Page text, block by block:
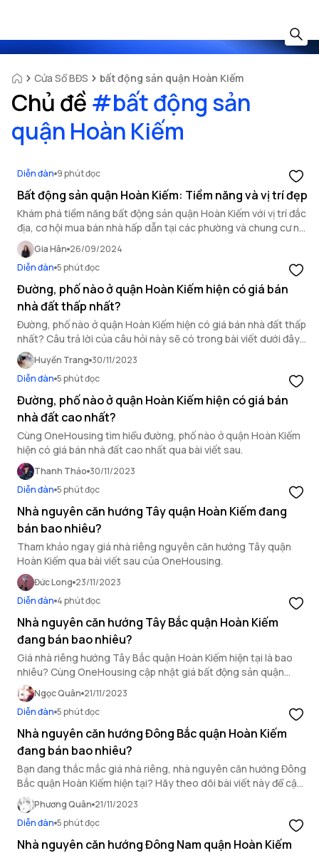
Cửa Sổ BĐS bất động sản quận Hoàn Kiếm
Chủ đề #bất động sản
quận Hoàn Kiếm
Diễn đàn 9 phút đọc
Bất động sản quận Hoàn Kiếm: Tiềm năng và vị trí đẹp
Khám phá tiềm năng bất động sản quận Hoàn Kiếm với vị trí đắc
địa, cơ hội mua bán nhà hấp dẫn tại các phường và chung cư nổi
bật trong khu vực.
Gia Hân 26/09/2024
Diễn đàn 5 phút đọc
Đường, phố nào ở quận Hoàn Kiếm hiện có giá bán
nhà đất thấp nhất?
Đường, phố nào ở quận Hoàn Kiếm hiện có giá bán nhà đất thấp
nhất? Câu trả lời của câu hỏi này sẽ có trong bài viết dưới đây
của OneHousing.
Huyền Trang 30/11/2023
Diễn đàn 5 phút đọc
Đường, phố nào ở quận Hoàn Kiếm hiện có giá bán
nhà đất cao nhất?
Cùng OneHousing tìm hiểu đường, phố nào ở quận Hoàn Kiếm
hiện có giá bán nhà đất cao nhất qua bài viết sau.
Thanh Thảo 30/11/2023
Diễn đàn 5 phút đọc
Nhà nguyên căn hướng Tây quận Hoàn Kiếm đang
bán bao nhiêu?
Tham khảo ngay giá nhà riêng nguyên căn hướng Tây quận
Hoàn Kiếm qua bài viết sau của OneHousing.
Đức Long 23/11/2023
Diễn đàn 4 phút đọc
Nhà nguyên căn hướng Tây Bắc quận Hoàn Kiếm
đang bán bao nhiêu?
Giá nhà riêng hướng Tây Bắc quận Hoàn Kiếm hiện tại là bao
nhiêu? Cùng OneHousing cập nhật giá bất động sản quận
Hoàn Kiếm ngay bài viết dưới đây!
Ngọc Quân 21/11/2023
Diễn đàn 5 phút đọc
Nhà nguyên căn hướng Đông Bắc quận Hoàn Kiếm
đang bán bao nhiêu?
Bạn đang thắc mắc giá nhà riêng, nhà nguyên căn hướng Đông
Bắc quận Hoàn Kiếm hiện tại? Hãy theo dõi bài viết này để cập
nhật nhé!
Phương Quân 21/11/2023
Diễn đàn 5 phút đọc
Nhà nguyên căn hướng Đông Nam quận Hoàn Kiếm